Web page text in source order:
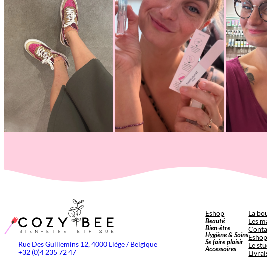
Rue Des Guillemins 12, 4000 Liège / Belgique
+32 (0)4 235 72 47
Eshop
Beauté
Bien-être
Hygiène & Soins
Se faire plaisir
Accessoires
La
Les
Eshop
Le